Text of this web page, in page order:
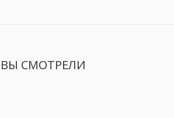
ВЫ СМОТРЕЛИ